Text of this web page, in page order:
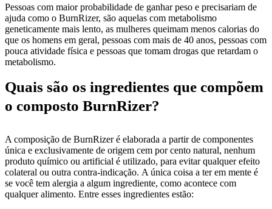
Pessoas com maior probabilidade de ganhar peso e precisariam de
ajuda como o BurnRizer, são aquelas com metabolismo
geneticamente mais lento, as mulheres queimam menos calorias do
que os homens em geral, pessoas com mais de 40 anos, pessoas com
pouca atividade física e pessoas que tomam drogas que retardam o
metabolismo.
Quais são os ingredientes que compõem
o composto BurnRizer?
A composição de BurnRizer é elaborada a partir de componentes
única e exclusivamente de origem cem por cento natural, nenhum
produto químico ou artificial é utilizado, para evitar qualquer efeito
colateral ou outra contra-indicação. A única coisa a ter em mente é
se você tem alergia a algum ingrediente, como acontece com
qualquer alimento. Entre esses ingredientes estão: